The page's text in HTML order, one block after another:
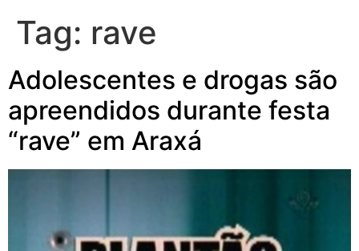
Tag: rave
Adolescentes e drogas são
apreendidos durante festa
“rave” em Araxá